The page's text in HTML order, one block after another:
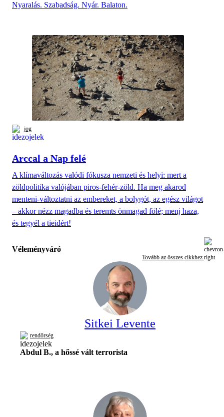
Nyaralás. Szabadság. Nyár. Balaton.
jog
Arccal a Nap felé
A klímaváltozás valódi fókusza nemzeti és helyi: mert a
zöldpolitika valójában piros-fehér-zöld. Ha meg akarod
menteni-változtatni az embereket, a bolygót, az egész világot
– akkor nézz magadba és teremts önmagad fölé; menj haza,
és tegyél a tieidért!
Véleményváró
Tovább az összes cikkhez
Sitkei Levente
rendőrség
Abdul B., a hőssé vált terrorista